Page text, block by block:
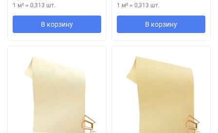
1 м² = 0,313 шт.
В корзину
1 м² = 0,313 шт.
В корзину